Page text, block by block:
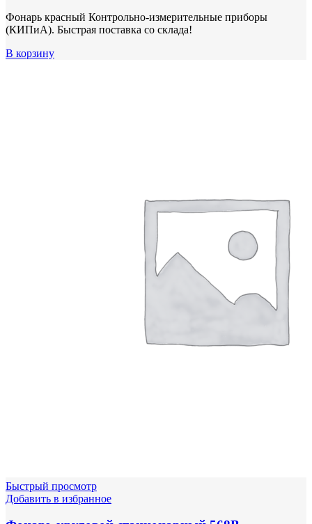
Фонарь красный Контрольно-измерительные приборы
(КИПиА). Быстрая поставка со склада!
В корзину
Быстрый просмотр
Добавить в избранное